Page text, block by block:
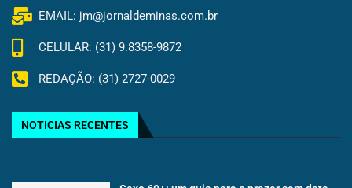
EMAIL: jm@jornaldeminas.com.br
CELULAR: (31) 9.8358-9872
REDAÇÃO: (31) 2727-0029
NOTICIAS RECENTES